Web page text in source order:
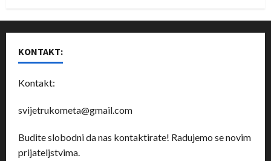
KONTAKT:
Kontakt:
svijetrukometa@gmail.com
Budite slobodni da nas kontaktirate! Radujemo se novim
prijateljstvima.